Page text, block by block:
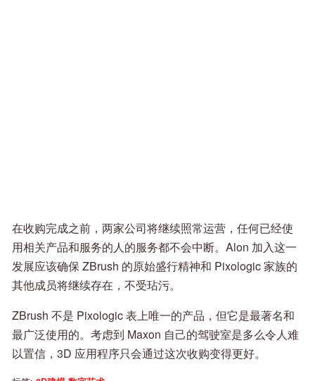
在收购完成之前，两家公司将继续照常运营，任何已经使
用相关产品和服务的人的服务都不会中断。Alon 加入这一
发展应该确保 ZBrush 的原始盛行精神和 Pixologic 家族的
其他成员将继续存在，不受玷污。
ZBrush 不是 Pixologic 表上唯一的产品，但它是最著名和
最广泛使用的。考虑到 Maxon 自己的驾驶室是多么令人难
以置信，3D 应用程序只会通过这次收购变得更好。